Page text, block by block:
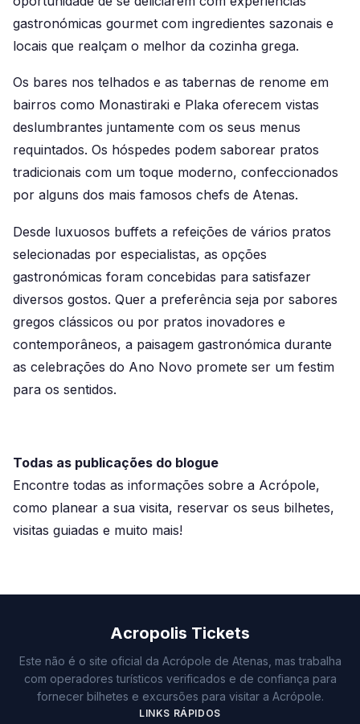
gastronómicas gourmet com ingredientes sazonais e
locais que realçam o melhor da cozinha grega.
Os bares nos telhados e as tabernas de renome em
bairros como Monastiraki e Plaka oferecem vistas
deslumbrantes juntamente com os seus menus
requintados. Os hóspedes podem saborear pratos
tradicionais com um toque moderno, confeccionados
por alguns dos mais famosos chefs de Atenas.
Desde luxuosos buffets a refeições de vários pratos
selecionadas por especialistas, as opções
gastronómicas foram concebidas para satisfazer
diversos gostos. Quer a preferência seja por sabores
gregos clássicos ou por pratos inovadores e
contemporâneos, a paisagem gastronómica durante
as celebrações do Ano Novo promete ser um festim
para os sentidos.
Todas as publicações do blogue
Encontre todas as informações sobre a Acrópole,
como planear a sua visita, reservar os seus bilhetes,
visitas guiadas e muito mais!
Acropolis Tickets
Este não é o site oficial da Acrópole de Atenas, mas trabalha
com operadores turísticos verificados e de confiança para
fornecer bilhetes e excursões para visitar a Acrópole.
LINKS RÁPIDOS